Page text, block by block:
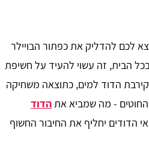
לכם להדליק את כפתור הבויילר
הבית, זה עשוי להעיד על חשיפת
הדוד למים, כתוצאה משחיקה
- מה שמביא אתהדוד
הדודים יחליף את החיבור החשוף